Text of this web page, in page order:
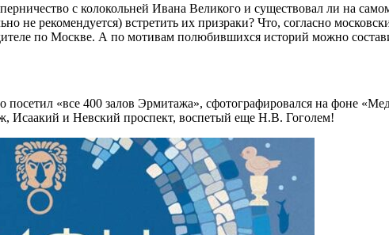
с колокольней Ивана Великого и существовал ли на
не рекомендуется) встретить их призраки? Что, согласно
по Москве. А по мотивам полюбившихся историй можно
«все 400 залов Эрмитажа», сфотографировался на фоне
Исаакий и Невский проспект, воспетый еще Н.В. Гоголем!